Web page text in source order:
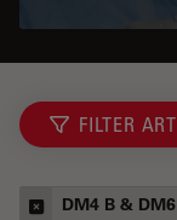
FILTER
DM4 B &